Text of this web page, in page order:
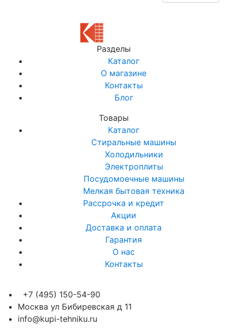
Разделы
Каталог
О магазине
Контакты
Блог
Товары
Каталог
Стиральные машины
Холодильники
Электроплиты
Посудомоечные машины
Мелкая бытовая техника
Рассрочка и кредит
Акции
Доставка и оплата
Гарантия
О нас
Контакты
+7 (495) 150-54-90
Москва ул Бибиревская д 11
info@kupi-tehniku.ru